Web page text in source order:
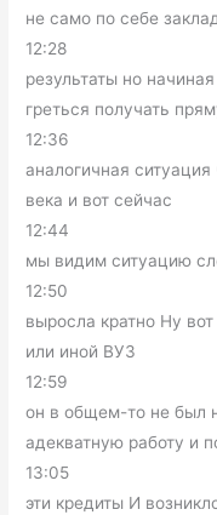
не само по себе
12:28
результаты но
греться получать
12:36
аналогичная
века и вот сейчас
12:44
мы видим ситуацию
12:50
выросла кратно Ну
или иной ВУЗ
12:59
он в общем-то не был
адекватную работу и
13:05
эти кредиты И